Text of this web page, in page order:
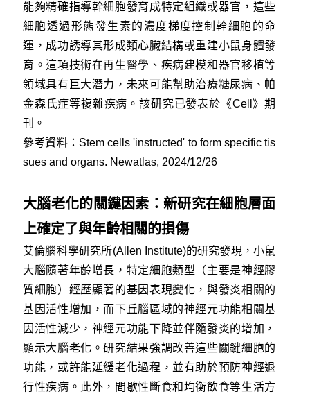
能夠精確指導幹細胞發育成特定組織或器官，這些
細胞透過形態發生素的濃度梯度控制幹細胞的命
運，成功誘導其形成類心臟結構或重建小鼠身體發
育。這項技術在再生醫學、疾病建模和器官移植等
領域具有巨大潛力，未來可能幫助治療糖尿病、帕
金森氏症等複雜疾病。該研究已發表於《Cell》期
刊。
參考資料： Stem cells 'instructed' to form specific tis
sues and organs. Newatlas, 2024/12/26
大腦老化的關鍵因素：新研究在細胞層面
上確定了與年齡相關的損傷
艾倫腦科學研究所(Allen Institute)的研究發現，小鼠
大腦隨著年齡增長，特定細胞類型（主要是神經膠
質細胞）經歷顯著的基因表現變化，與發炎相關的
基因活性增加，而下丘腦區域的神經元功能相關基
因活性減少，神經元功能下降並伴隨發炎的增加，
顯示大腦老化。研究結果強調改善這些關鍵細胞的
功能，或許能延緩老化過程，並有助於預防神經退
行性疾病。此外，間歇性斷食和均衡飲食等生活方